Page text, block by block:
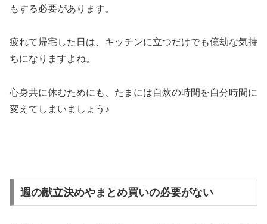
もする必要があります。
疲れて帰宅した日は、キッチンに立つだけでも億劫な気持
ちになりますよね。
心身共に休むためにも、たまには自炊の時間を自分時間に
変えてしまいましょう♪
週の献立決めやまとめ買いの必要がない